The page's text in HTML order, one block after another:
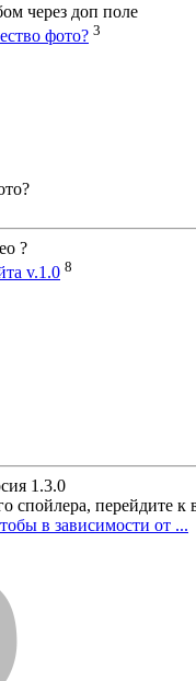
через доп поле
фото? 3
?
v.1.0 8
1.3.0
спойлера, перейдите
в зависимости от ...